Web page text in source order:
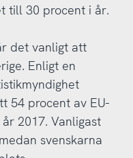
till 30 procent i år.
det vanligt att
Enligt en
54 procent av EU-
2017. Vanligast
svenskarna